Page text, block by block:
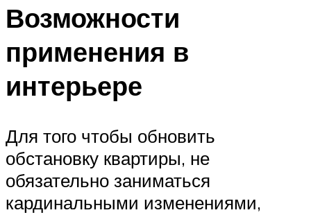
Возможности
применения в
интерьере
Для того чтобы обновить
обстановку квартиры, не
обязательно заниматься
кардинальными изменениями,